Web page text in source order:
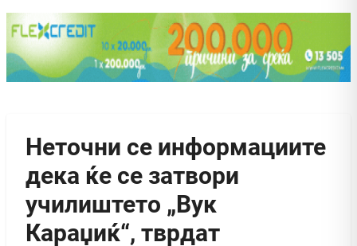
Неточни се информациите
дека ќе се затвори
училиштето „Вук
Караџиќ“, тврдат